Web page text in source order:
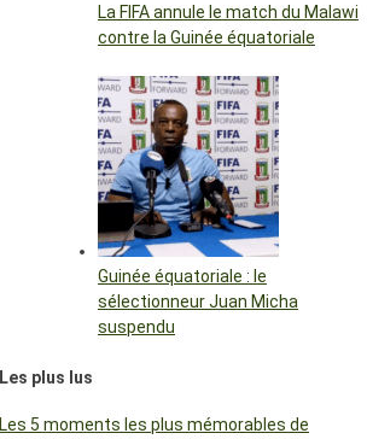
La FIFA annule le match du Malawi
contre la Guinée équatoriale
Guinée équatoriale : le
sélectionneur Juan Micha
suspendu
Les plus lus
Les 5 moments les plus mémorables de